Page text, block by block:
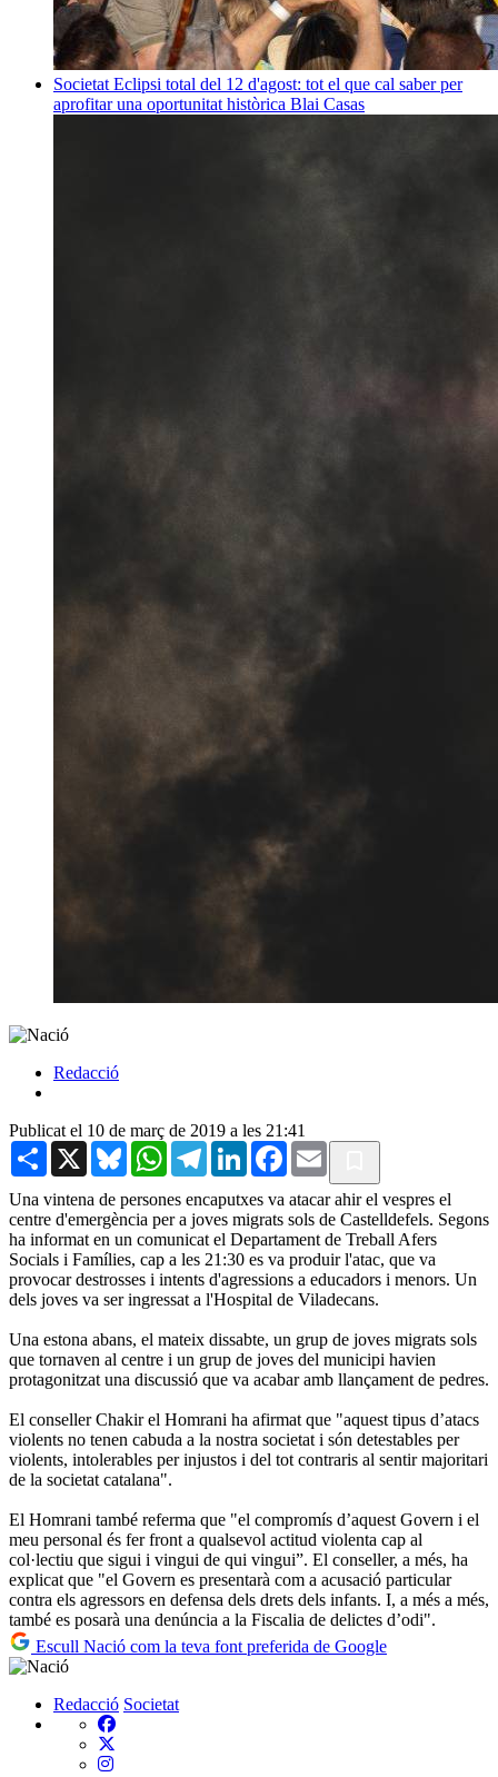
Societat Eclipsi total del 12 d'agost: tot el que cal saber per
aprofitar una oportunitat històrica Blai Casas
Redacció
Publicat el 10 de març de 2019 a les 21:41
Share X BlueskyWhatsAppTelegramLinkedInFacebook
Email
Una vintena de persones encaputxes va atacar ahir el vespres el
centre d'emergència per a joves migrats sols de Castelldefels. Segons
ha informat en un comunicat el Departament de Treball Afers
Socials i Famílies, cap a les 21:30 es va produir l'atac, que va
provocar destrosses i intents d'agressions a educadors i menors. Un
dels joves va ser ingressat a l'Hospital de Viladecans.
Una estona abans, el mateix dissabte, un grup de joves migrats sols
que tornaven al centre i un grup de joves del municipi havien
protagonitzat una discussió que va acabar amb llançament de pedres.
El conseller Chakir el Homrani ha afirmat que "aquest tipus d’atacs
violents no tenen cabuda a la nostra societat i són detestables per
violents, intolerables per injustos i del tot contraris al sentir majoritari
de la societat catalana".
El Homrani també referma que "el compromís d’aquest Govern i el
meu personal és fer front a qualsevol actitud violenta cap al
col·lectiu que sigui i vingui de qui vingui”. El conseller, a més, ha
explicat que "el Govern es presentarà com a acusació particular
contra els agressors en defensa dels drets dels infants. I, a més a més,
també es posarà una denúncia a la Fiscalia de delictes d’odi".
Escull Nació com la teva font preferida de Google
Redacció Societat